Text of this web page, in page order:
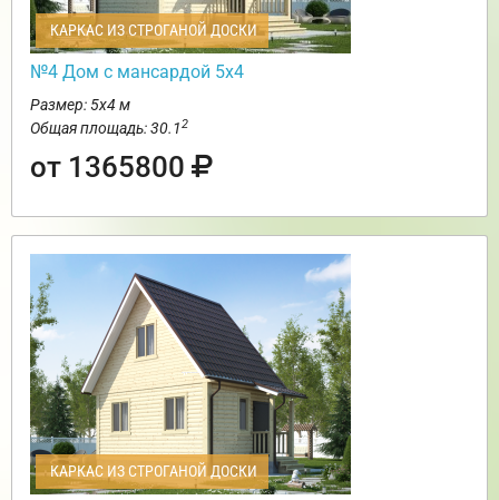
КАРКАС ИЗ СТРОГАНОЙ ДОСКИ
№4 Дом с мансардой 5х4
Размер: 5х4 м
Общая площадь: 30.12
от 1365800
КАРКАС ИЗ СТРОГАНОЙ ДОСКИ